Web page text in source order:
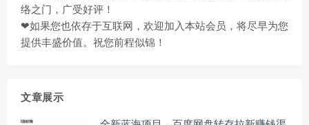
络之门，广受好评！
❤如果您也依存于互联网，欢迎加入本站会员，将尽早为您
提供丰盛价值。祝您前程似锦！
文章展示